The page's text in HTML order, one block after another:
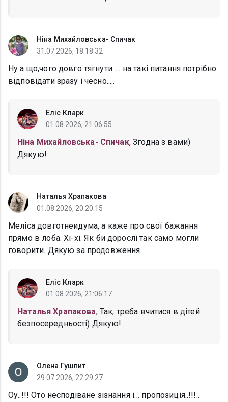
Ніна Михайловська- Спичак
31.07.2026, 18:18:32
Ну а що,чого довго тягнути..... на такі питання потрібно
відповідати зразу і чесно.....
Еліс Кларк
01.08.2026, 21:06:55
Ніна Михайловська- Спичак, Згодна з вами)
Дякую!
Наталья Храпакова
01.08.2026, 20:20:15
Меліса довготнеидума, а каже про свої бажання
прямо в лоба. Хі-хі. Як би дорослі так само могли
говорити. Дякую за продовження
Еліс Кларк
01.08.2026, 21:06:17
Наталья Храпакова, Так, треба вчитися в дітей
безпосередньості) Дякую!
Олена Гушпит
29.07.2026, 22:29:27
Оу..!!! Ото несподіване зізнання і… пропозиція..!!!..